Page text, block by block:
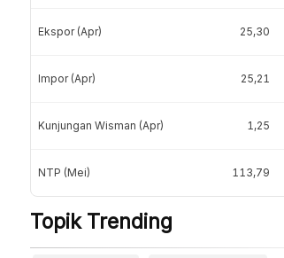
Ekspor (Apr) 25,30
Impor (Apr) 25,21
Kunjungan Wisman (Apr) 1,25
NTP (Mei) 113,79
Topik Trending